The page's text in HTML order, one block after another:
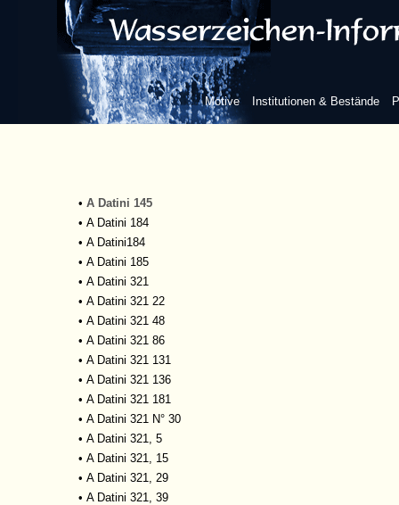
Motive Institutionen & Bestände
• A Dartini
•A Datiini 325
•A Datiini 330
•A Datiini 331
•A Datiini 343
•A Datiini 345
•A Datiini 444
• A Datini 145
• A Datini 184
• A Datini184
• A Datini 185
• A Datini 321
• A Datini 321 22
• A Datini 321 48
• A Datini 321 86
• A Datini 321 131
• A Datini 321 136
• A Datini 321 181
• A Datini 321 N° 30
• A Datini 321, 5
• A Datini 321, 15
• A Datini 321, 29
• A Datini 321, 39